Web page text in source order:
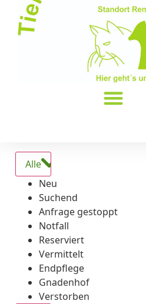
Alle
Neu
Suchend
Anfrage gestoppt
Notfall
Reserviert
Vermittelt
Endpflege
Gnadenhof
Verstorben